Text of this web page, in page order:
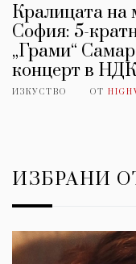
Кралицата на
София: 5-
„Грами“
концерт в
ИЗКУСТВО ОТ
ИЗБРАНИ